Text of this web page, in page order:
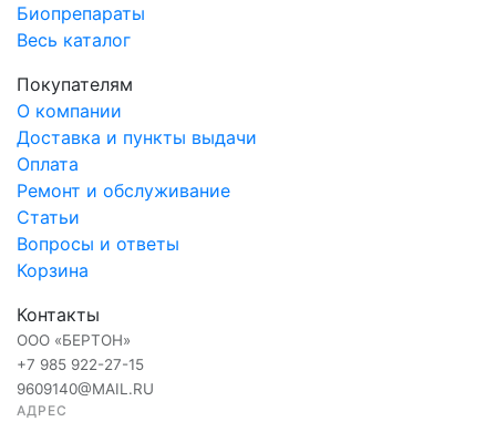
Биопрепараты
Весь каталог
Покупателям
О компании
Доставка и пункты выдачи
Оплата
Ремонт и обслуживание
Статьи
Вопросы и ответы
Корзина
Контакты
ООО «БЕРТОН»
+7 985 922-27-15
9609140@MAIL.RU
АДРЕС